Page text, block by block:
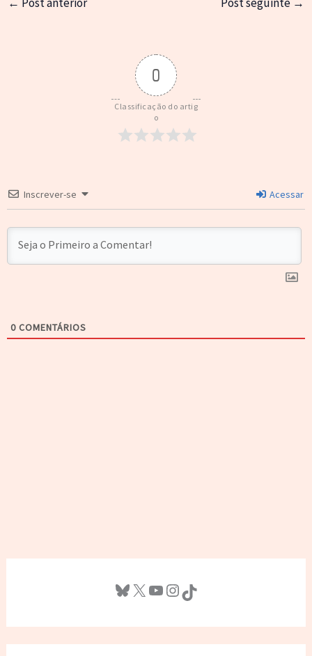
0
Classificação do artig
o
Inscrever-se Acessar
0 COMENTÁRIOS
Bluesky X Youtube InstagramTikTok